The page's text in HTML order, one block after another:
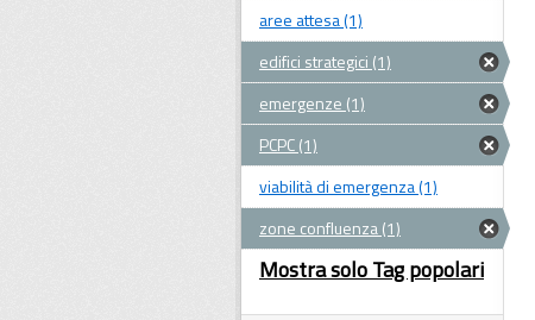
aree attesa (1)
edifici strategici (1)
emergenze (1)
PCPC (1)
viabilità di emergenza (1)
zone confluenza (1)
Mostra solo Tag popolari